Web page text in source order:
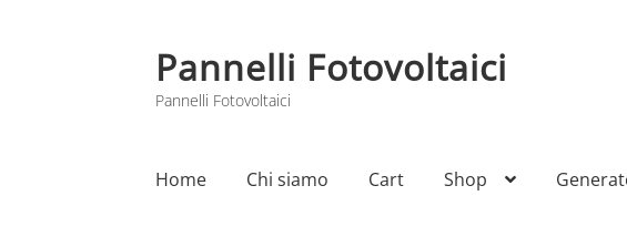
Vai
alla
navigazione
Vai
al
contenuto
Pannelli Fotovoltaici
Pannelli Fotovoltaici
Home Chi siamo Cart Shop